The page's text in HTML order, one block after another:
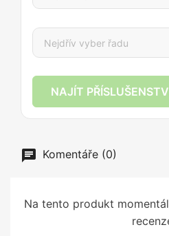
NAJÍT
Komentáře (0)
Na tento produkt